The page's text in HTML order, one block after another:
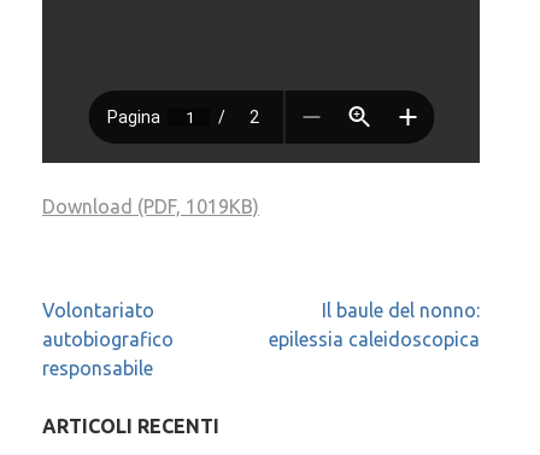
Download (PDF, 1019KB)
Navigazione
articoli
Volontariato
autobiografico
responsabile
Il baule del nonno:
epilessia caleidoscopica
ARTICOLI RECENTI